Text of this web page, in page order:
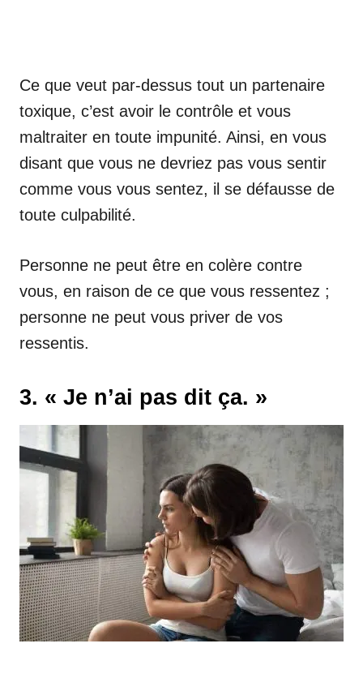
Ce que veut par-dessus tout un partenaire
toxique, c’est avoir le contrôle et vous
maltraiter en toute impunité. Ainsi, en vous
disant que vous ne devriez pas vous sentir
comme vous vous sentez, il se défausse de
toute culpabilité.
Personne ne peut être en colère contre
vous, en raison de ce que vous ressentez ;
personne ne peut vous priver de vos
ressentis.
3. « Je n’ai pas dit ça. »